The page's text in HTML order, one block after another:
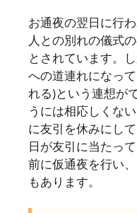
お通夜の翌日に行
人との別れの儀式
とされています。
への道連れになっ
れる)という連想が
うには相応しくな
に友引を休みにし
日が友引に当たっ
前に仮通夜を行い
もあります。